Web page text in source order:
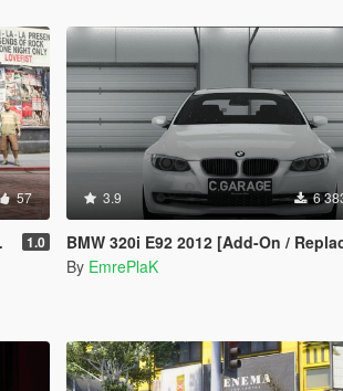
57
1.0
3.9 6
BMW 320i E92 2012 [Add-On /
By EmrePlaK